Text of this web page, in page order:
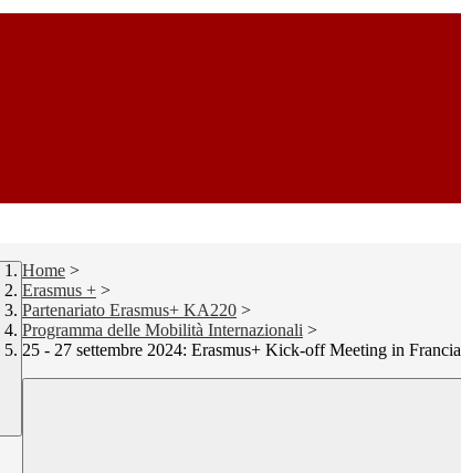
Home >
Erasmus + >
Partenariato Erasmus+ KA220 >
Programma delle Mobilità Internazionali >
25 - 27 settembre 2024: Erasmus+ Kick-off Meeting in Francia